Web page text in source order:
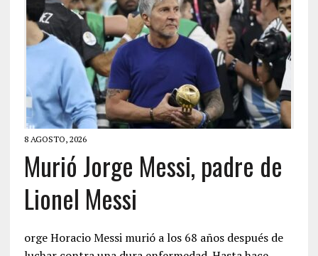
8 AGOSTO, 2026
Murió Jorge Messi, padre de
Lionel Messi
orge Horacio Messi murió a los 68 años después de